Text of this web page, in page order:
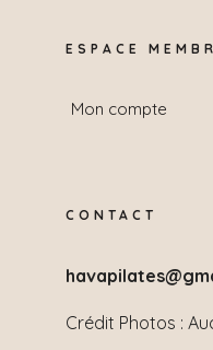
ESPACE
Mon compte
CONTACT
Crédit Photos :